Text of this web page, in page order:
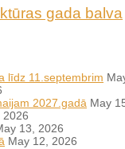
gada balva
līdz 11.septembrim
2027.gadā May
2026
13, 2026
May 12, 2026